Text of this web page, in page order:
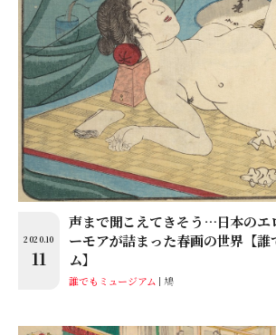
2020.10
11
声まで聞こえてきそう…日本のエ
ーモアが詰まった春画の世界【誰
ム】
誰でもミュージアム 鳩